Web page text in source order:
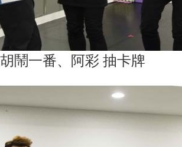
鬧一番、阿彩 抽卡牌